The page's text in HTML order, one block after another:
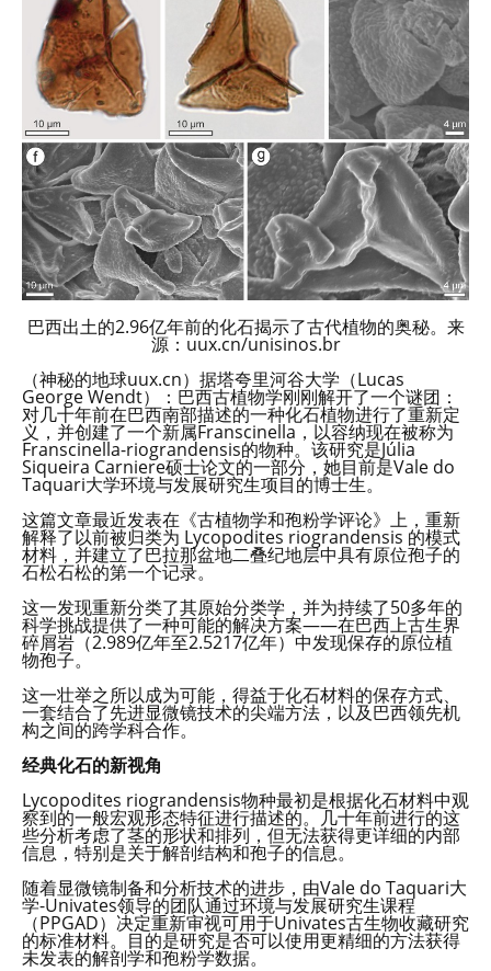
巴西出土的2.96亿年前的化石揭示了古代植物的奥秘。来
源：uux.cn/unisinos.br
（神秘的地球uux.cn）据塔夸里河谷大学（Lucas
George Wendt）：巴西古植物学刚刚解开了一个谜团：
对几十年前在巴西南部描述的一种化石植物进行了重新定
义，并创建了一个新属Franscinella，以容纳现在被称为
Franscinella-riograndensis的物种。该研究是Júlia
Siqueira Carniere硕士论文的一部分，她目前是Vale do
Taquari大学环境与发展研究生项目的博士生。
这篇文章最近发表在《古植物学和孢粉学评论》上，重新
解释了以前被归类为 Lycopodites riograndensis 的模式
材料，并建立了巴拉那盆地二叠纪地层中具有原位孢子的
石松石松的第一个记录。
这一发现重新分类了其原始分类学，并为持续了50多年的
科学挑战提供了一种可能的解决方案——在巴西上古生界
碎屑岩（2.989亿年至2.5217亿年）中发现保存的原位植
物孢子。
这一壮举之所以成为可能，得益于化石材料的保存方式、
一套结合了先进显微镜技术的尖端方法，以及巴西领先机
构之间的跨学科合作。
经典化石的新视角
Lycopodites riograndensis物种最初是根据化石材料中观
察到的一般宏观形态特征进行描述的。几十年前进行的这
些分析考虑了茎的形状和排列，但无法获得更详细的内部
信息，特别是关于解剖结构和孢子的信息。
随着显微镜制备和分析技术的进步，由Vale do Taquari大
学-Univates领导的团队通过环境与发展研究生课程
（PPGAD）决定重新审视可用于Univates古生物收藏研究
的标准材料。目的是研究是否可以使用更精细的方法获得
未发表的解剖学和孢粉学数据。